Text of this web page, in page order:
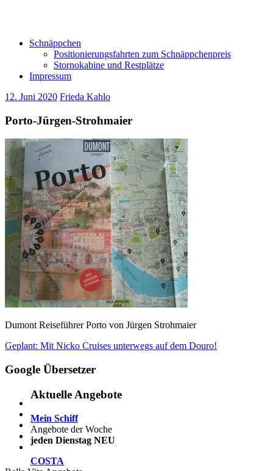
Schnäppchen
Positionierungsfahrten zum Schnäppchenpreis
Stornokabine und Restplätze
Impressum
12. Juni 2020 Frieda Kahlo
Porto-Jürgen-Strohmaier
Dumont Reiseführer Porto von Jürgen Strohmaier
Beitragsnavigation
Vorheriger
Geplant: Mit Nicko Cruises unterwegs auf dem Douro!
Google Übersetzer
Aktuelle Angebote
Mein Schiff
Angebote der Woche
jeden Dienstag NEU
COSTA